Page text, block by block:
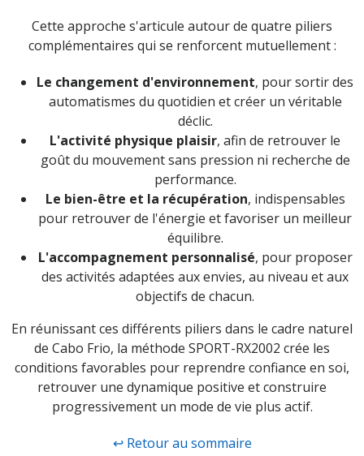
Cette approche s'articule autour de quatre piliers
complémentaires qui se renforcent mutuellement :
Le changement d'environnement, pour sortir des
automatismes du quotidien et créer un véritable
déclic.
L'activité physique plaisir, afin de retrouver le
goût du mouvement sans pression ni recherche de
performance.
Le bien-être et la récupération, indispensables
pour retrouver de l'énergie et favoriser un meilleur
équilibre.
L'accompagnement personnalisé, pour proposer
des activités adaptées aux envies, au niveau et aux
objectifs de chacun.
En réunissant ces différents piliers dans le cadre naturel
de Cabo Frio, la méthode SPORT-RX2002 crée les
conditions favorables pour reprendre confiance en soi,
retrouver une dynamique positive et construire
progressivement un mode de vie plus actif.
↩ Retour au sommaire